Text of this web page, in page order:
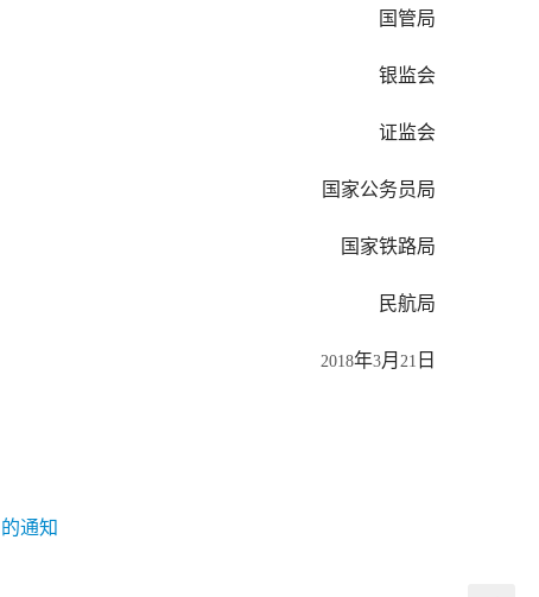
国管局
银监会
证监会
国家公务员局
国家铁路局
民航局
2018年3月 21 日
通知